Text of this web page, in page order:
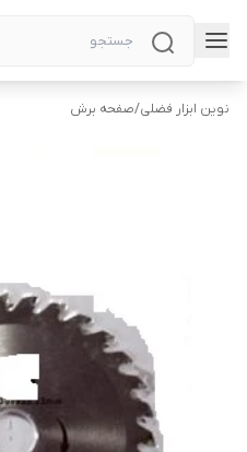
نوین ابزار فضلی/صفحه برش